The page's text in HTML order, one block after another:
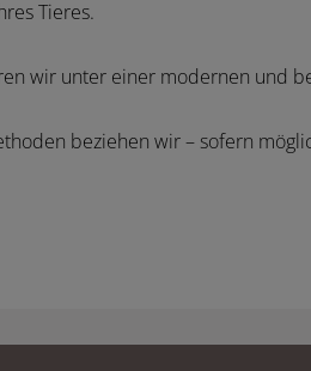
Tieres.
wir unter einer modernen und
beziehen wir – sofern